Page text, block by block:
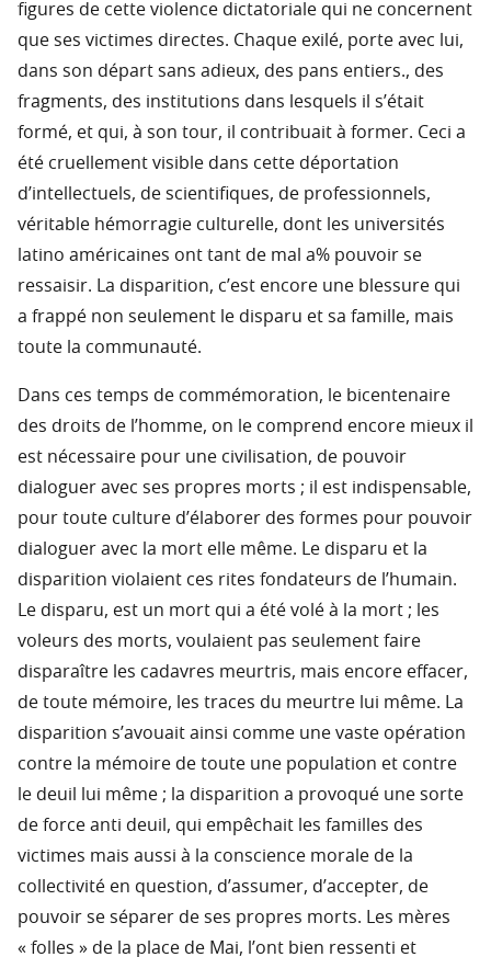
figures de cette violence dictatoriale qui ne concernent
que ses victimes directes. Chaque exilé, porte avec lui,
dans son départ sans adieux, des pans entiers., des
fragments, des institutions dans lesquels il s’était
formé, et qui, à son tour, il contribuait à former. Ceci a
été cruellement visible dans cette déportation
d’intellectuels, de scientifiques, de professionnels,
véritable hémorragie culturelle, dont les universités
latino américaines ont tant de mal a% pouvoir se
ressaisir. La disparition, c’est encore une blessure qui
a frappé non seulement le disparu et sa famille, mais
toute la communauté.
Dans ces temps de commémoration, le bicentenaire
des droits de l’homme, on le comprend encore mieux il
est nécessaire pour une civilisation, de pouvoir
dialoguer avec ses propres morts ; il est indispensable,
pour toute culture d’élaborer des formes pour pouvoir
dialoguer avec la mort elle même. Le disparu et la
disparition violaient ces rites fondateurs de l’humain.
Le disparu, est un mort qui a été volé à la mort ; les
voleurs des morts, voulaient pas seulement faire
disparaître les cadavres meurtris, mais encore effacer,
de toute mémoire, les traces du meurtre lui même. La
disparition s’avouait ainsi comme une vaste opération
contre la mémoire de toute une population et contre
le deuil lui même ; la disparition a provoqué une sorte
de force anti deuil, qui empêchait les familles des
victimes mais aussi à la conscience morale de la
collectivité en question, d’assumer, d’accepter, de
pouvoir se séparer de ses propres morts. Les mères
« folles » de la place de Mai, l’ont bien ressenti et